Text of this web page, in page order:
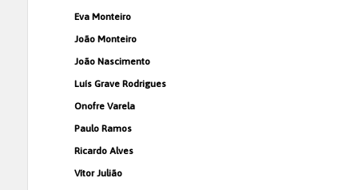
Eva Monteiro
João Monteiro
João Nascimento
Luís Grave Rodrigues
Onofre Varela
Paulo Ramos
Ricardo Alves
Vítor Julião